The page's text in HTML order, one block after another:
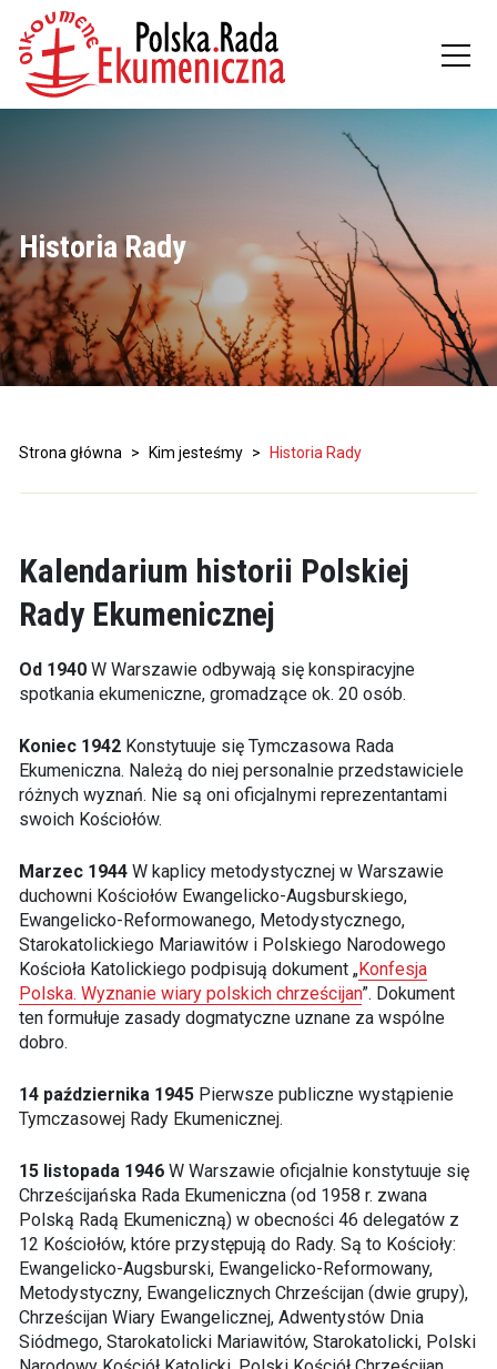
Historia Rady
Strona główna > Kim jesteśmy > Historia Rady
Kalendarium historii Polskiej
Rady Ekumenicznej
Od 1940W Warszawie odbywają się konspiracyjne
spotkania ekumeniczne, gromadzące ok. 20 osób.
Koniec 1942Konstytuuje się Tymczasowa Rada
Ekumeniczna. Należą do niej personalnie przedstawiciele
różnych wyznań. Nie są oni oficjalnymi reprezentantami
swoich Kościołów.
Marzec 1944W kaplicy metodystycznej w Warszawie
duchowni Kościołów Ewangelicko-Augsburskiego,
Ewangelicko-Reformowanego, Metodystycznego,
Starokatolickiego Mariawitów i Polskiego Narodowego
Kościoła Katolickiego podpisują dokument „Konfesja
Polska. Wyznanie wiary polskich chrześcijan”. Dokument
ten formułuje zasady dogmatyczne uznane za wspólne
dobro.
14 października 1945Pierwsze publiczne wystąpienie
Tymczasowej Rady Ekumenicznej.
15 listopada 1946W Warszawie oficjalnie konstytuuje się
Chrześcijańska Rada Ekumeniczna (od 1958 r. zwana
Polską Radą Ekumeniczną) w obecności 46 delegatów z
12 Kościołów, które przystępują do Rady. Są to Kościoły:
Ewangelicko-Augsburski, Ewangelicko-Reformowany,
Metodystyczny, Ewangelicznych Chrześcijan (dwie grupy),
Chrześcijan Wiary Ewangelicznej, Adwentystów Dnia
Siódmego, Starokatolicki Mariawitów, Starokatolicki, Polski